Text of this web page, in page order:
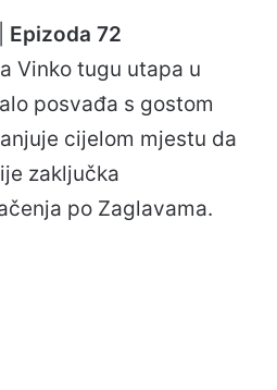
Epizoda 72
Vinko tugu utapa u
posvađa s gostom
cijelom mjestu da
zaključka
po Zaglavama.